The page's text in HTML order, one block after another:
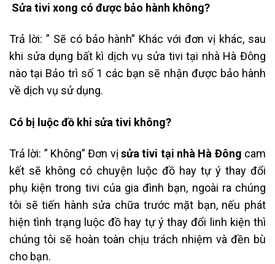
Sửa tivi xong có được bảo hành không?
Trả lời: ” Sẽ có bảo hành” Khác với đơn vị khác, sau
khi sửa dụng bất kì dịch vụ sửa tivi tại nhà Hà Đông
nào tại Bảo trì số 1 các bạn sẽ nhận được bảo hành
về dịch vụ sử dụng.
Có bị luộc đồ khi sửa tivi không?
Trả lời: ” Không” Đơn vị sửa tivi tại nhà Hà Đông cam
kết sẽ không có chuyện luộc đồ hay tự ý thay đổi
phụ kiện trong tivi của gia đình bạn, ngoài ra chúng
tôi sẽ tiến hành sửa chữa trước mặt bạn, nếu phát
hiện tình trạng luộc đồ hay tự ý thay đổi linh kiện thì
chúng tôi sẽ hoàn toàn chịu trách nhiệm và đền bù
cho bạn.